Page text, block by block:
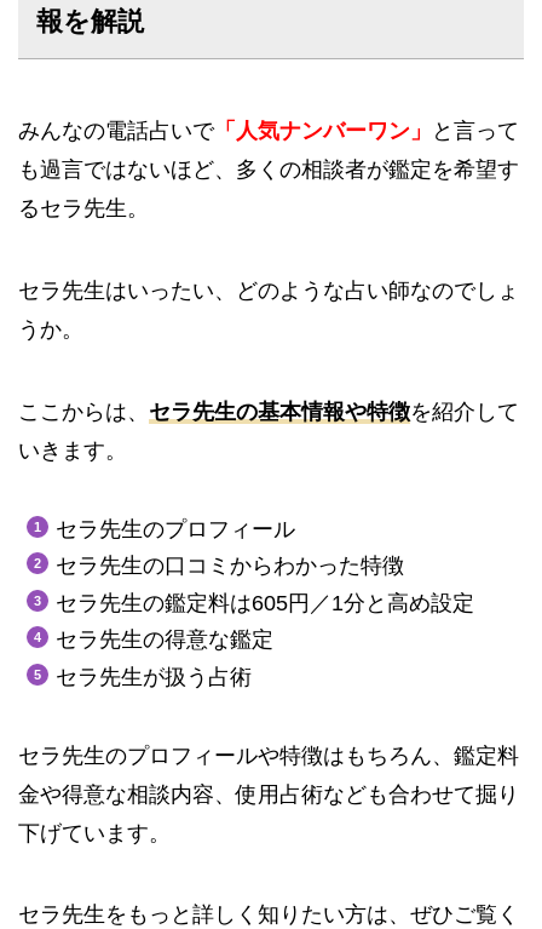
報を解説
みんなの電話占いで「人気ナンバーワン」
と言って
も過言ではないほど、多くの相談者が鑑定を希望す
るセラ先生。
セラ先生はいったい、どのような占い師なのでしょ
うか。
ここからは、 セラ先生の基本情報や特徴を紹介して
いきます。
セラ先生のプロフィール
セラ先生の口コミからわかった特徴
セラ先生の鑑定料は605円／1分と高め設定
セラ先生の得意な鑑定
セラ先生が扱う占術
セラ先生のプロフィールや特徴はもちろん、鑑定料
金や得意な相談内容、使用占術なども合わせて掘り
下げています。
セラ先生をもっと詳しく知りたい方は、ぜひご覧く